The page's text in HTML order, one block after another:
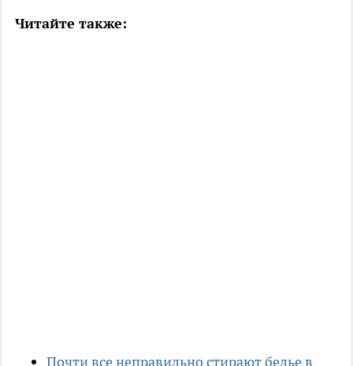
Читайте также:
Почти все неправильно стирают белье в